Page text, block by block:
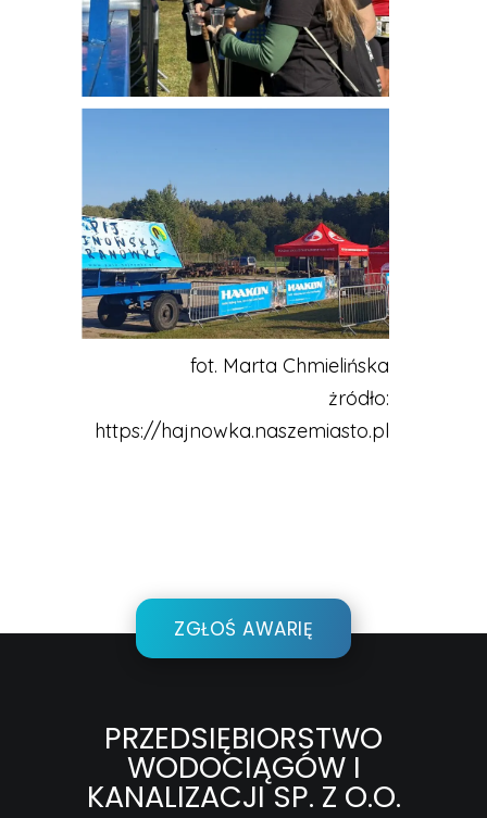
fot. Marta Chmielińska
żródło:
https://hajnowka.naszemiasto.pl
ZGŁOŚ AWARIĘ
PRZEDSIĘBIORSTWO
WODOCIĄGÓW I
KANALIZACJI SP. Z O.O.